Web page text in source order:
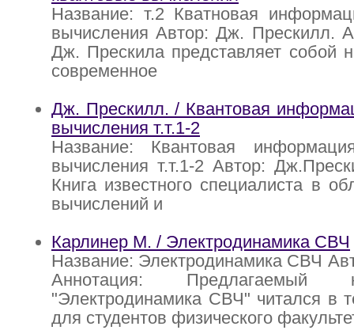
Название: т.2 Кватновая
вычисления Автор: Дж. Прескилл.
Дж. Прескила представляет собой
современное
Дж. Прескилл. / Квантовая
вычисления т.т.1-2
Название: Квантовая
вычисления т.т.1-2 Автор:
Книга известного специалиста в
вычислений и
Карлинер М. / Электродинамика СВЧ
Название: Электродинамика СВЧ
Аннотация: Предлагаемый
"Электродинамика СВЧ" читался в
для студентов физического